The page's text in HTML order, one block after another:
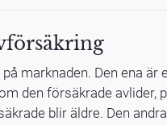
marknaden. Den ena är
den försäkrade avlider,
blir äldre. Den